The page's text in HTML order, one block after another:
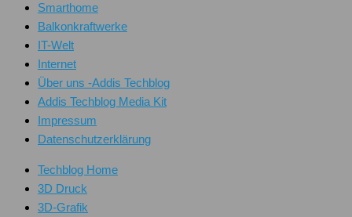
Smarthome
Balkonkraftwerke
IT-Welt
Internet
Über uns -Addis Techblog
Addis Techblog Media Kit
Impressum
Datenschutzerklärung
Techblog Home
3D Druck
3D-Grafik